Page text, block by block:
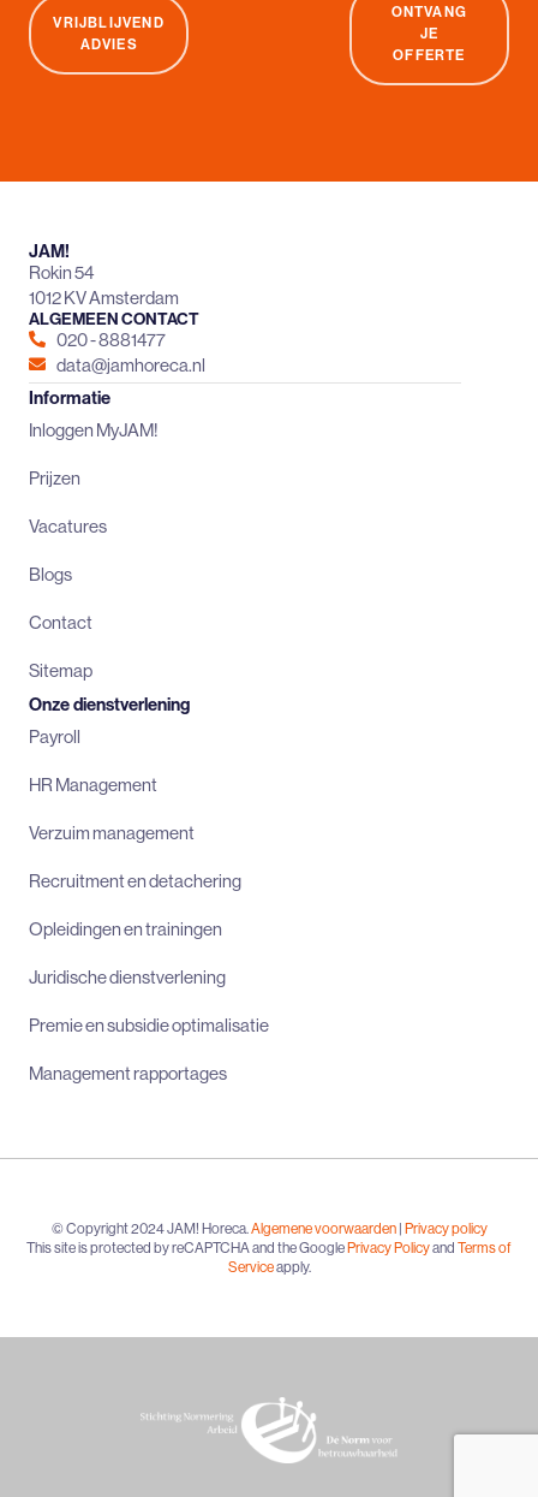
VRIJBLIJVEND
ADVIES
ONTVANG
JE
OFFERTE
JAM!
Rokin 54
1012 KV Amsterdam
ALGEMEEN CONTACT
020 - 8881477
data@jamhoreca.nl
Informatie
Inloggen MyJAM!
Prijzen
Vacatures
Blogs
Contact
Sitemap
Onze dienstverlening
Payroll
HR Management
Verzuim management
Recruitment en detachering
Opleidingen en trainingen
Juridische dienstverlening
Premie en subsidie optimalisatie
Management rapportages
© Copyright 2024 JAM! Horeca. Algemene voorwaarden| Privacy policy
This site is protected by reCAPTCHA and the GooglePrivacy Policyand Terms of
Serviceapply.